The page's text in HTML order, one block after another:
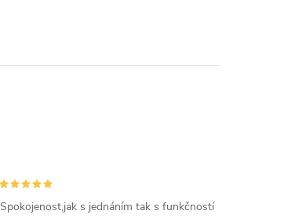
Spokojenost,jak s jednáním tak s funkčností